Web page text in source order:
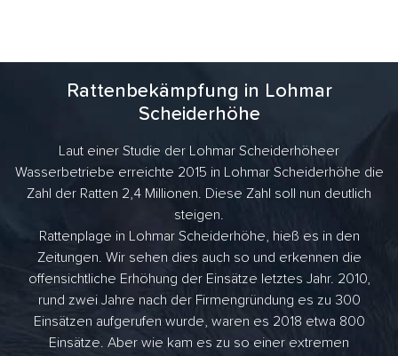
Rattenbekämpfung in Lohmar
Scheiderhöhe
Laut einer Studie der Lohmar Scheiderhöheer
Wasserbetriebe erreichte 2015 in Lohmar Scheiderhöhe die
Zahl der Ratten 2,4 Millionen. Diese Zahl soll nun deutlich
steigen.
Rattenplage in Lohmar Scheiderhöhe, hieß es in den
Zeitungen. Wir sehen dies auch so und erkennen die
offensichtliche Erhöhung der Einsätze letztes Jahr. 2010,
rund zwei Jahre nach der Firmengründung es zu 300
Einsätzen aufgerufen wurde, waren es 2018 etwa 800
Einsätze. Aber wie kam es zu so einer extremen